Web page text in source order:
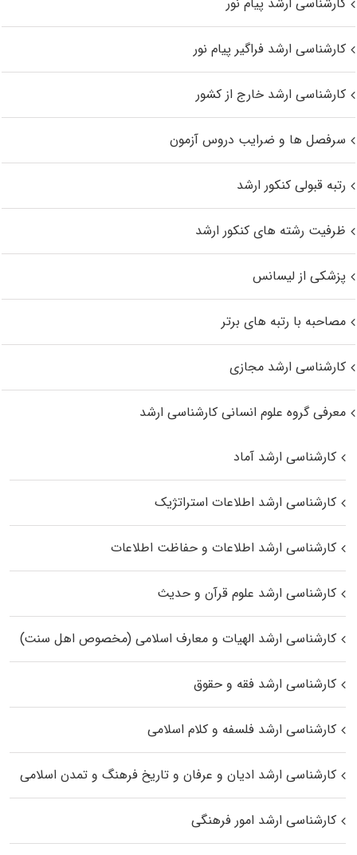
کارشناسی ارشد فراگیر پیام نور
کارشناسی ارشد خارج از کشور
سرفصل ها و ضرایب دروس آزمون
رتبه قبولی کنکور ارشد
ظرفیت رشته های کنکور ارشد
پزشکی از لیسانس
مصاحبه با رتبه های برتر
کارشناسی ارشد مجازی
معرفی گروه علوم انسانی کارشناسی ارشد
کارشناسی ارشد آماد
کارشناسی ارشد اطلاعات استراتژیک
کارشناسی ارشد اطلاعات و حفاظت اطلاعات
کارشناسی ارشد علوم قرآن و حدیث
کارشناسی ارشد الهیات و معارف اسلامی (مخصوص اهل سنت)
کارشناسی ارشد فقه و حقوق
کارشناسی ارشد فلسفه و کلام اسلامی
کارشناسی ارشد ادیان و عرفان و تاریخ فرهنگ و تمدن اسلامی
کارشناسی ارشد امور فرهنگی